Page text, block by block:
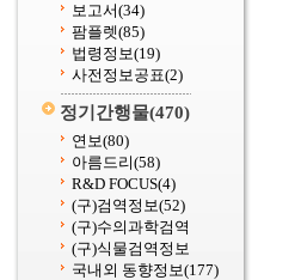
보고서(34)
팜플렛(85)
법령정보(19)
사전정보공표(2)
정기간행물(470)
연보(80)
아름드리(58)
R&D FOCUS(4)
(구)검역정보(52)
(구)수의과학검역
(구)식물검역정보
국내외 동향정보(177)